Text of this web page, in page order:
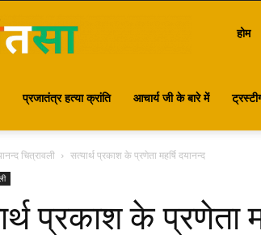
होम
प्रजातंत्र हत्या क्रांति आचार्य जी के बारे में
चित्रावली सत्यार्थ प्रकाश के प्रणेता महर्षि दयानन्द
प्रकाश के प्रणेता